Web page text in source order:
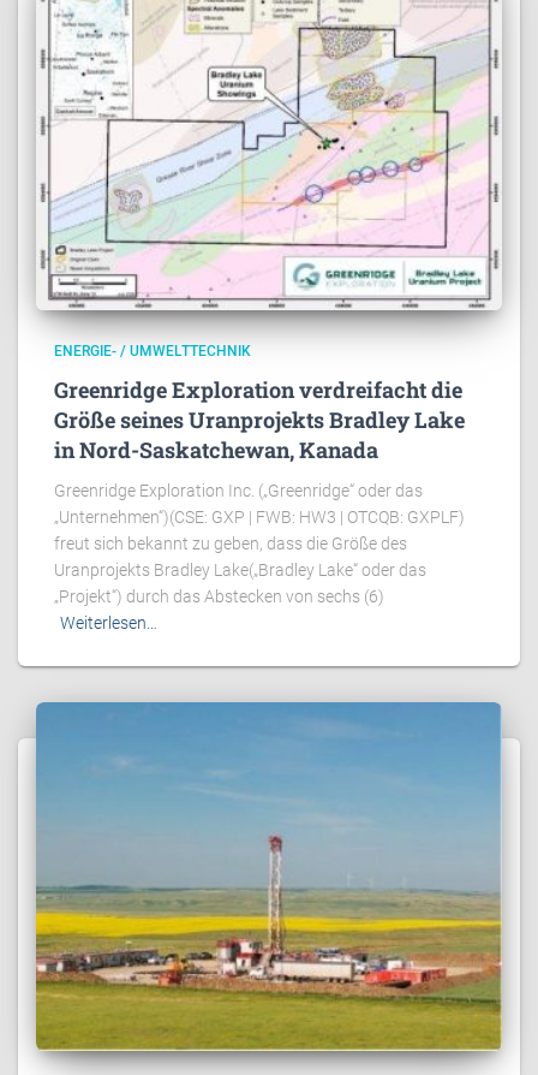
ENERGIE- / UMWELTTECHNIK
Greenridge Exploration verdreifacht die
Größe seines Uranprojekts Bradley Lake
in Nord-Saskatchewan, Kanada
Greenridge Exploration Inc. („Greenridge“ oder das
„Unternehmen“)(CSE: GXP | FWB: HW3 | OTCQB: GXPLF)
freut sich bekannt zu geben, dass die Größe des
Uranprojekts Bradley Lake(„Bradley Lake“ oder das
„Projekt“) durch das Abstecken von sechs (6)
Weiterlesen…